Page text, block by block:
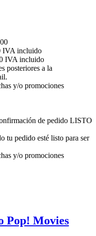
IVA incluido
IVA incluido
posteriores a la
y/o promociones
de pedido LISTO
tu pedido esté listo para ser
y/o promociones
Pop! Movies